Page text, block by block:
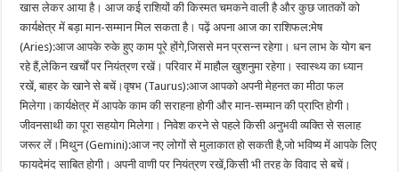
खास लेकर आया है। आज कई राशियों की किस्मत चमकने वाली है और कुछ जातकों को
कार्यक्षेत्र में बड़ा मान-सम्मान मिल सकता है। पढ़ें अपना आज का राशिफल:मेष
(Aries):आज आपके रुके हुए काम पूरे होंगे,जिससे मन प्रसन्न रहेगा। धन लाभ के योग बन
रहे हैं,लेकिन खर्चों पर नियंत्रण रखें। परिवार में माहौल खुशनुमा रहेगा। स्वास्थ्य का ध्यान
रखें, बाहर के खाने से बचें।वृषभ (Taurus):आज आपको अपनी मेहनत का मीठा फल
मिलेगा।कार्यक्षेत्र में आपके काम की सराहना होगी और मान-सम्मान की प्राप्ति होगी।
जीवनसाथी का पूरा सहयोग मिलेगा। निवेश करने से पहले किसी अनुभवी व्यक्ति से सलाह
जरूर लें।मिथुन (Gemini):आज नए लोगों से मुलाकात हो सकती है,जो भविष्य में आपके लिए
फायदेमंद साबित होगी। अपनी वाणी पर नियंत्रण रखें,किसी भी तरह के विवाद से बचें।